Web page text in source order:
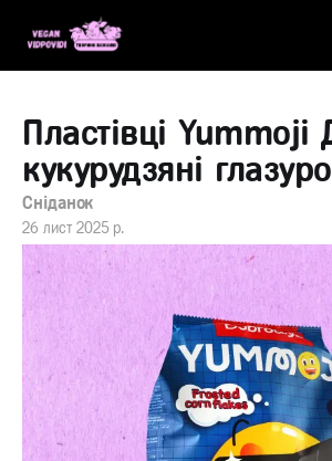
Пластівці Yummoji
кукурудзяні
Сніданок
26 лист 2025 р.